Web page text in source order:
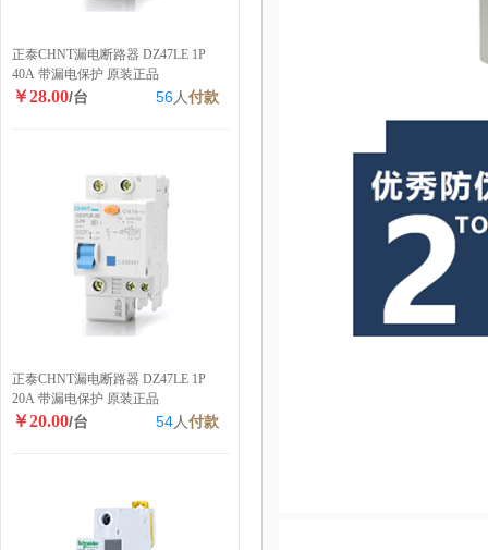
正泰CHNT漏电断路器 DZ47LE 1P
40A 带漏电保护 原装正品
￥28.00/台 56人付款
正泰CHNT漏电断路器 DZ47LE 1P
20A 带漏电保护 原装正品
￥20.00/台 54人付款